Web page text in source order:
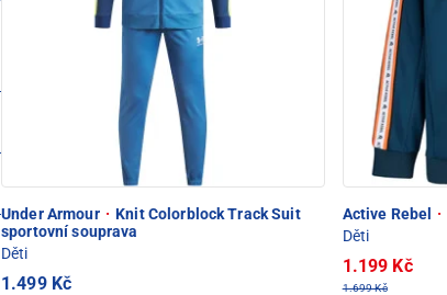
Under Armour · Knit Colorblock Track Suit
sportovní souprava
Děti
1.499 Kč
Active Rebel ·
Děti
1.199 Kč
1.699 Kč